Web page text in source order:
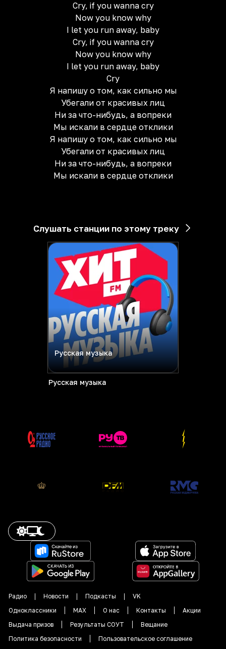
Cry, if you wanna cry
Now you know why
I let you run away, baby
Cry, if you wanna cry
Now you know why
I let you run away, baby
Cry
Я напишу о том, как сильно мы
Убегали от красивых лиц
Ни за что-нибудь, а вопреки
Мы искали в сердце отклики
Я напишу о том, как сильно мы
Убегали от красивых лиц
Ни за что-нибудь, а вопреки
Мы искали в сердце отклики
Слушать станции по этому треку
Русская музыка
Русская музыка
Радио Новости Подкасты
VK
Одноклассники
MAX О нас Контакты
Акции
Выдача призов
Результаты СОУТ
Вещание
Политика безопасности
Пользовательское соглашение